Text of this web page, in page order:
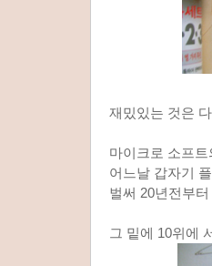
재밌있는 것은
마이크로 소프
어느날 갑자기
벌써 20년전부
그 밑에 10위에